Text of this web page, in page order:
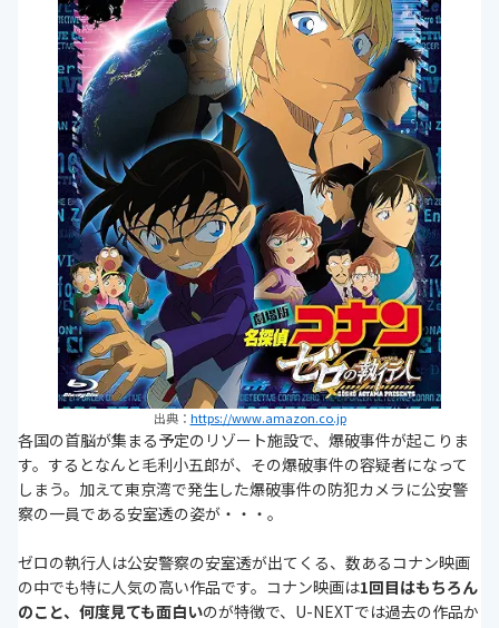
出典： https://www.amazon.co.jp
各国の首脳が集まる予定のリゾート施設で、爆破事件が起こりま
す。するとなんと毛利小五郎が、その爆破事件の容疑者になって
しまう。加えて東京湾で発生した爆破事件の防犯カメラに公安警
察の一員である安室透の姿が・・・。
ゼロの執行人は公安警察の安室透が出てくる、数あるコナン映画
の中でも特に人気の高い作品です。コナン映画は1回目はもちろん
のこと、何度見ても面白いのが特徴で、U-NEXTでは過去の作品か